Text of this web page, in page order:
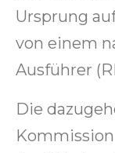
Ursprung
von einem
Ausführer
Die